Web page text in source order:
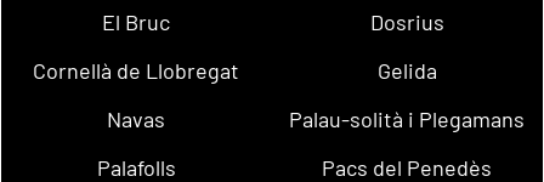
El Bruc
Dosrius
Cornellà de Llobregat
Gelida
Navas
Palau-solità i Plegamans
Palafolls
Pacs del Penedès